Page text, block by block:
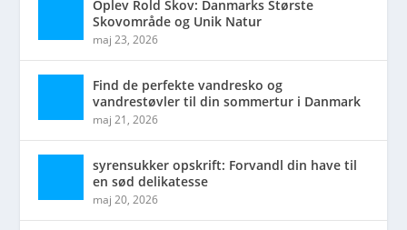
Oplev Rold Skov: Danmarks Største
Skovområde og Unik Natur
maj 23, 2026
Find de perfekte vandresko og
vandrestøvler til din sommertur i Danmark
maj 21, 2026
syrensukker opskrift: Forvandl din have til
en sød delikatesse
maj 20, 2026